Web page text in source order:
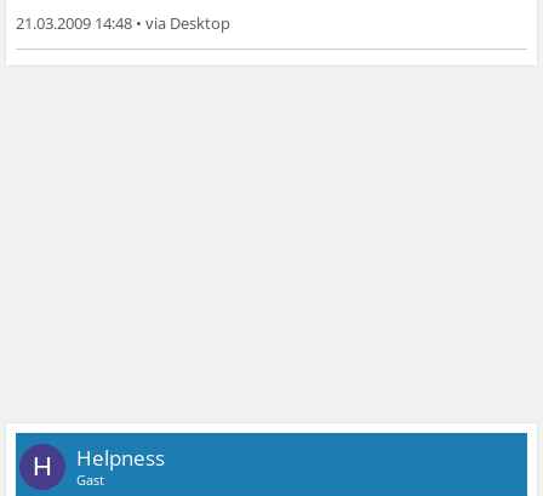
21.03.2009 14:48 •
H Helpness
Gast